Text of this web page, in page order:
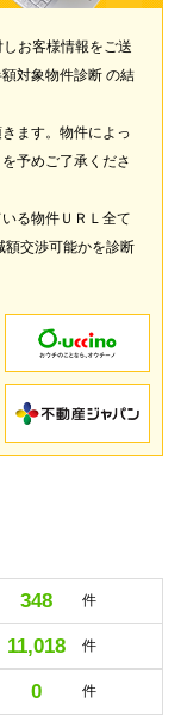
お客様情報をご送
対象物件診断 の結
ます。物件によっ
予めご了承くださ
る物件ＵＲＬ全て
額交渉可能かを診断
348 件
11,018 件
0 件